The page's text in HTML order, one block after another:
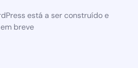
está a ser construído e
breve